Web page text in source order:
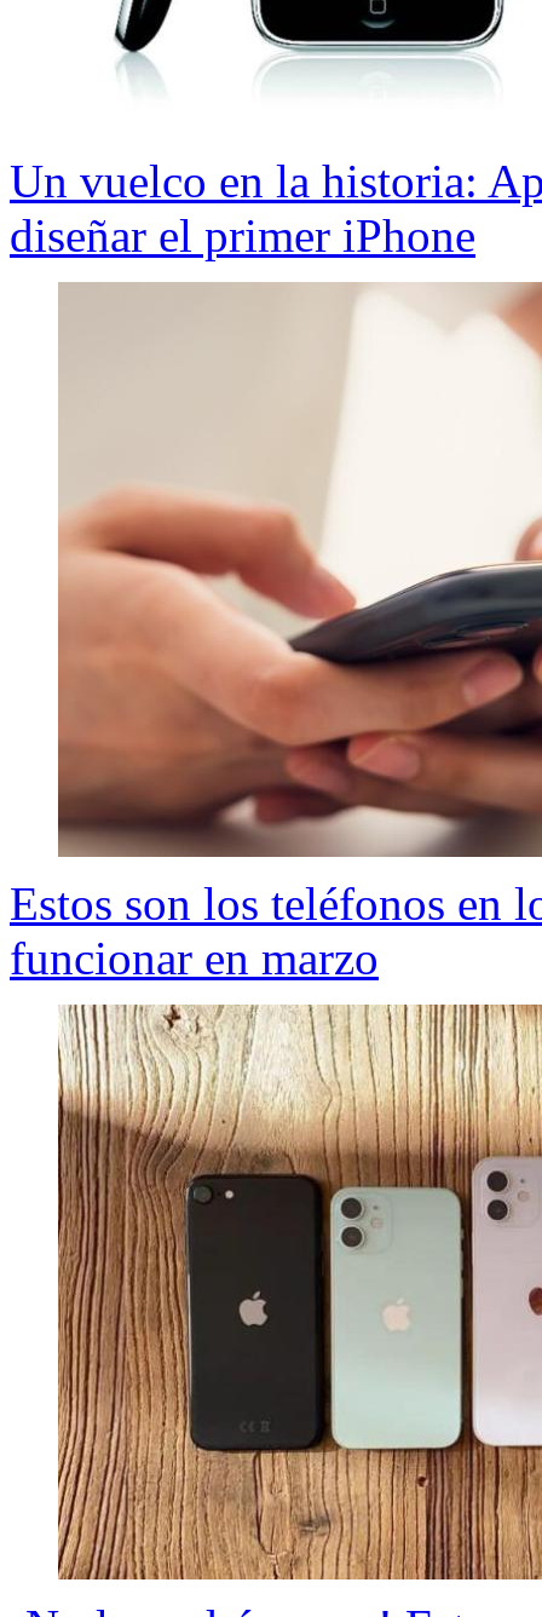
Un vuelco en la historia:
diseñar el primer iPhone
Estos son los teléfonos en
funcionar en marzo